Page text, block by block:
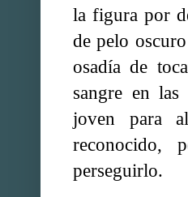
la figura por
de pelo
osadía de
sangre en
joven para
reconocido,
perseguirlo.